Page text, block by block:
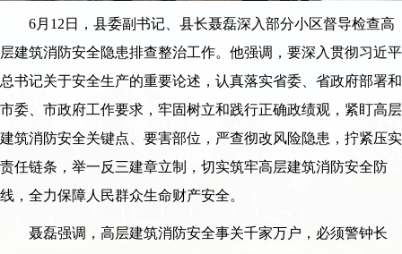
6月12日，县委副书记、县长聂磊深入部分小区督导检查高
层建筑消防安全隐患排查整治工作。他强调，要深入贯彻习近平
总书记关于安全生产的重要论述，认真落实省委、省政府部署和
市委、市政府工作要求，牢固树立和践行正确政绩观，紧盯高层
建筑消防安全关键点、要害部位，严查彻改风险隐患，拧紧压实
责任链条，举一反三建章立制，切实筑牢高层建筑消防安全防
线，全力保障人民群众生命财产安全。
聂磊强调，高层建筑消防安全事关千家万户，必须警钟长